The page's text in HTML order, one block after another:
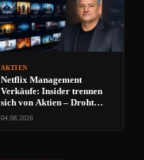
AKTIEN
Netflix Management
Verkäufe: Insider trennen
sich von Aktien – Droht
Gratis-Streaming?
04.08.2026